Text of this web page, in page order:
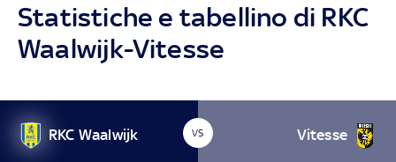
Statistiche e tabellino di RKC
Waalwijk-Vitesse
RKC Waalwijk VS Vitesse